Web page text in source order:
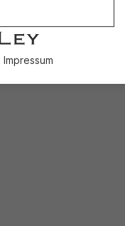
Impressum